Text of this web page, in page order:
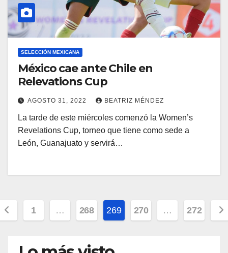
SELECCIÓN MEXICANA
México cae ante Chile en
Relevations Cup
AGOSTO 31, 2022 BEATRIZ MÉNDEZ
La tarde de este miércoles comenzó la Women’s
Revelations Cup, torneo que tiene como sede a
León, Guanajuato y servirá…
1 … 268 269 270 … 272